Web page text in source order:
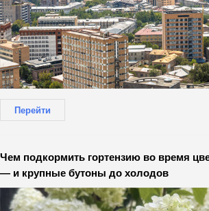
Перейти
Чем подкормить гортензию во время
— и крупные бутоны до холодов